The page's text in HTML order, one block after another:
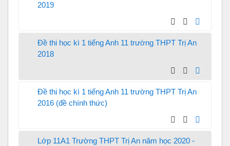
2019
Đề thi học kì 1 tiếng Anh 11 trường THPT Trị An
2018
Đề thi học kì 1 tiếng Anh 11 trường THPT Trị An
2016 (đề chính thức)
Lớp 11A1 Trường THPT Trị An năm học 2020 -